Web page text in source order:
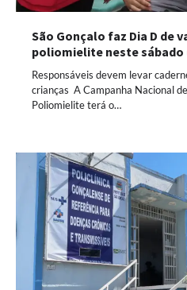
São Gonçalo faz Dia D de
poliomielite neste sábado
Responsáveis devem levar
crianças A Campanha Nacional
Poliomielite terá o…